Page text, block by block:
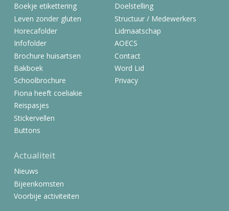
Boekje etikettering
Leven zonder gluten
Horecafolder
Infofolder
Brochure huisartsen
Bakboek
Schoolbrochure
Fiona heeft coeliakie
Reispasjes
Stickervellen
Buttons
Doelstelling
Structuur / Medewerkers
Lidmaatschap
AOECS
Contact
Word Lid
Privacy
Actualiteit
Nieuws
Bijeenkomsten
Voorbije activiteiten